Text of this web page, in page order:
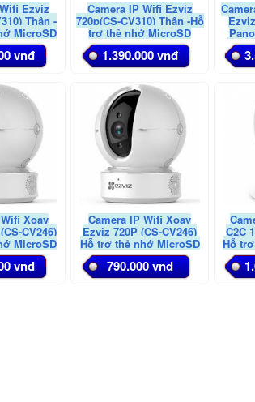
Ezviz
Thân -
MicroSD
128GB
vnđ
Camera IP Wifi Ezviz
720p(CS-CV310) Thân -Hỗ
trợ thẻ nhớ MicroSD
Card lên đến 128GB
1.390.000 vnđ
Xoay
CV246)
MicroSD
128GB
vnđ
Camera IP Wifi Xoay
Ezviz 720P (CS-CV246)
Hỗ trợ thẻ nhớ MicroSD
Card lên đến 128GB
790.000 vnđ
C2C
Hỗ